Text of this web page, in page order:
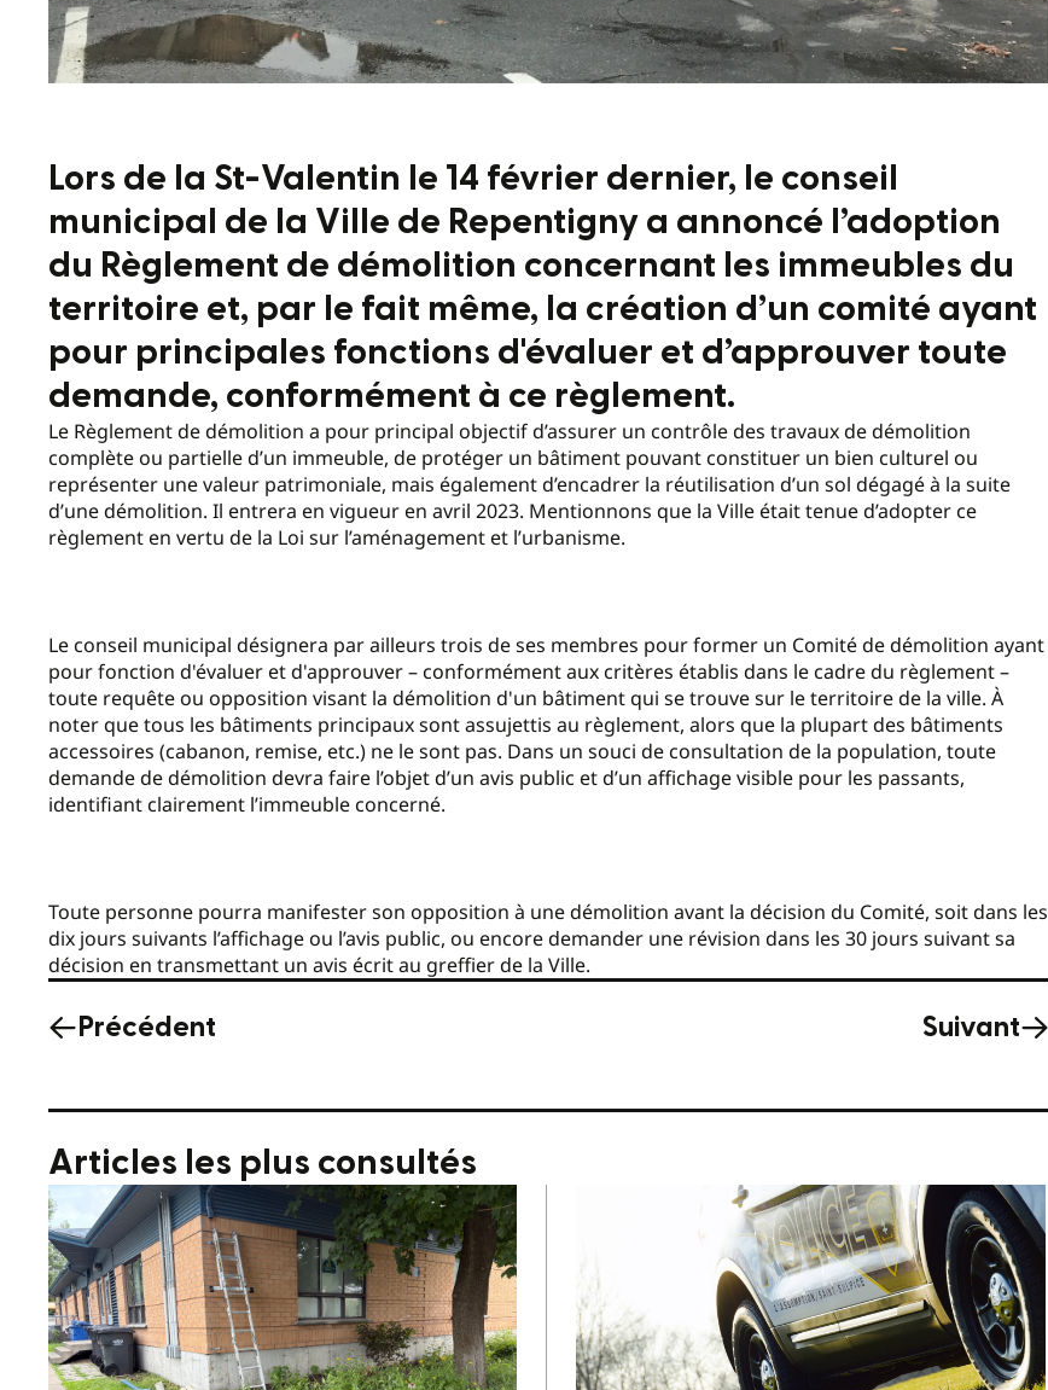
Lors de la St-Valentin le 14 février dernier, le conseil
municipal de la Ville de Repentigny a annoncé l’adoption
du Règlement de démolition concernant les immeubles du
territoire et, par le fait même, la création d’un comité ayant
pour principales fonctions d'évaluer et d’approuver toute
demande, conformément à ce règlement.
Le Règlement de démolition a pour principal objectif d’assurer un contrôle des travaux de démolition
complète ou partielle d’un immeuble, de protéger un bâtiment pouvant constituer un bien culturel ou
représenter une valeur patrimoniale, mais également d’encadrer la réutilisation d’un sol dégagé à la suite
d’une démolition. Il entrera en vigueur en avril 2023. Mentionnons que la Ville était tenue d’adopter ce
règlement en vertu de la Loi sur l’aménagement et l’urbanisme.
Le conseil municipal désignera par ailleurs trois de ses membres pour former un Comité de démolition ayant
pour fonction d'évaluer et d'approuver – conformément aux critères établis dans le cadre du règlement –
toute requête ou opposition visant la démolition d'un bâtiment qui se trouve sur le territoire de la ville. À
noter que tous les bâtiments principaux sont assujettis au règlement, alors que la plupart des bâtiments
accessoires (cabanon, remise, etc.) ne le sont pas. Dans un souci de consultation de la population, toute
demande de démolition devra faire l’objet d’un avis public et d’un affichage visible pour les passants,
identifiant clairement l’immeuble concerné.
Toute personne pourra manifester son opposition à une démolition avant la décision du Comité, soit dans les
dix jours suivants l’affichage ou l’avis public, ou encore demander une révision dans les 30 jours suivant sa
décision en transmettant un avis écrit au greffier de la Ville.
Précédent Suivant
Articles les plus consultés